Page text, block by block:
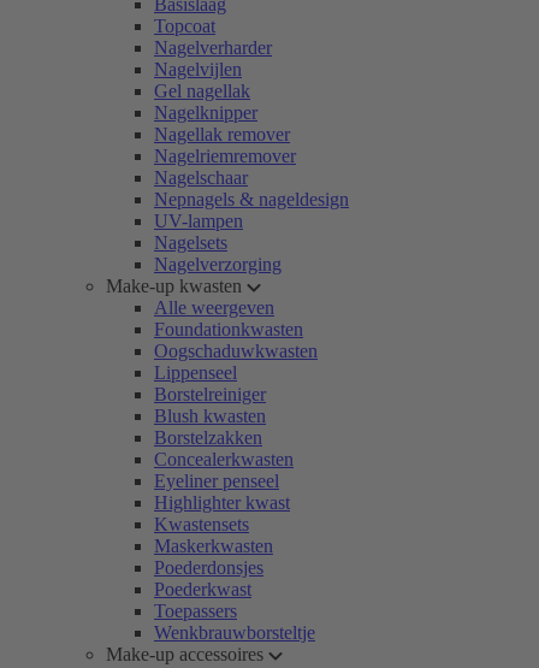
Basislaag
Topcoat
Nagelverharder
Nagelvijlen
Gel nagellak
Nagelknipper
Nagellak remover
Nagelriemremover
Nagelschaar
Nepnagels & nageldesign
UV-lampen
Nagelsets
Nagelverzorging
Make-up kwasten
Alle weergeven
Foundationkwasten
Oogschaduwkwasten
Lippenseel
Borstelreiniger
Blush kwasten
Borstelzakken
Concealerkwasten
Eyeliner penseel
Highlighter kwast
Kwastensets
Maskerkwasten
Poederdonsjes
Poederkwast
Toepassers
Wenkbrauwborsteltje
Make-up accessoires